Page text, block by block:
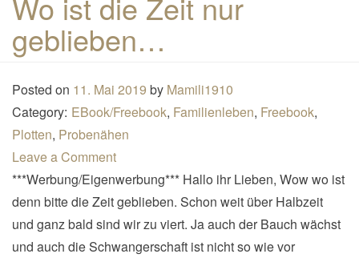
geblieben…
Posted on 11. Mai 2019 by Mamili1910
Category: EBook/Freebook, Familienleben, Freebook,
Plotten, Probenähen
Leave a Comment
***Werbung/Eigenwerbung*** Hallo ihr Lieben, Wow wo ist
denn bitte die Zeit geblieben. Schon weit über Halbzeit
und ganz bald sind wir zu viert. Ja auch der Bauch wächst
und auch die Schwangerschaft ist nicht so wie vor